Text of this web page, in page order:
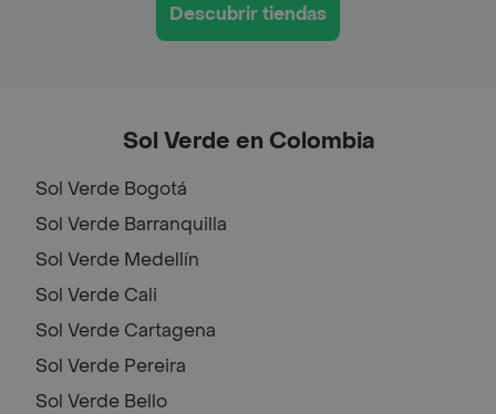
Descubrir tiendas
Sol Verde en Colombia
Sol Verde Bogotá
Sol Verde Barranquilla
Sol Verde Medellín
Sol Verde Cali
Sol Verde Cartagena
Sol Verde Pereira
Sol Verde Bello